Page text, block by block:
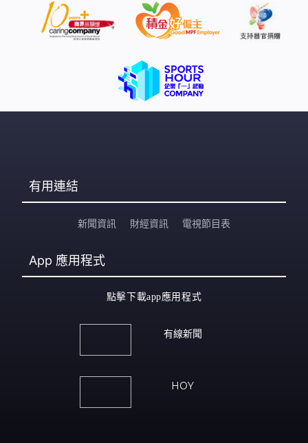
有用連結
新聞資訊 財經資訊 電視節目表
App 應用程式
點擊下載app應用程式
有線新聞
HOY